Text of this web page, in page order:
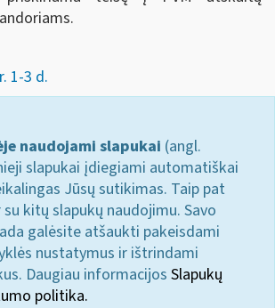
1-3 d.
naudojami slapukai (angl.
slapukai įdiegiami automatiškai
Jūsų sutikimas. Taip pat
kitų slapukų naudojimu. Savo
galėsite atšaukti pakeisdami
nustatymus ir ištrindami
Daugiau informacijos Slapukų
politika.